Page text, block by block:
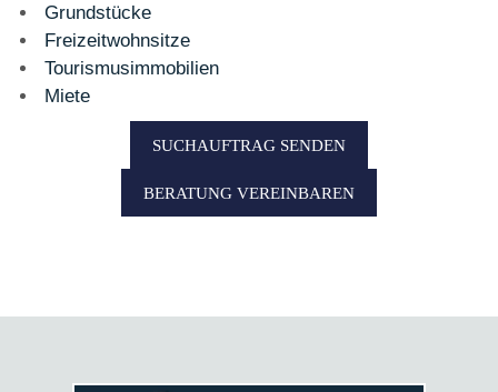
Grundstücke
Freizeitwohnsitze
Tourismusimmobilien
Miete
SUCHAUFTRAG SENDEN
BERATUNG VEREINBAREN